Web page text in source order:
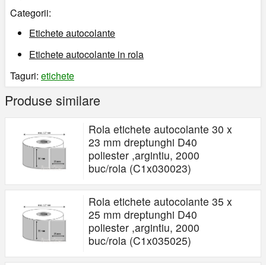
Categorii:
Etichete autocolante
Etichete autocolante in rola
Taguri: etichete
Produse similare
Rola etichete autocolante 30 x
23 mm dreptunghi D40
poliester ,argintiu, 2000
buc/rola (C1x030023)
Rola etichete autocolante 35 x
25 mm dreptunghi D40
poliester ,argintiu, 2000
buc/rola (C1x035025)